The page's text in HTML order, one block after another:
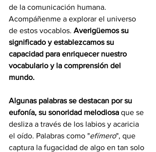
de la comunicación humana.
Acompáñenme a explorar el universo
de estos vocablos. Averigüemos su
significado y establezcamos su
capacidad para enriquecer nuestro
vocabulario y la comprensión del
mundo.
Algunas palabras se destacan por su
eufonía, su sonoridad melodiosa que se
desliza a través de los labios y acaricia
el oído. Palabras como "efímero", que
captura la fugacidad de algo en tan solo